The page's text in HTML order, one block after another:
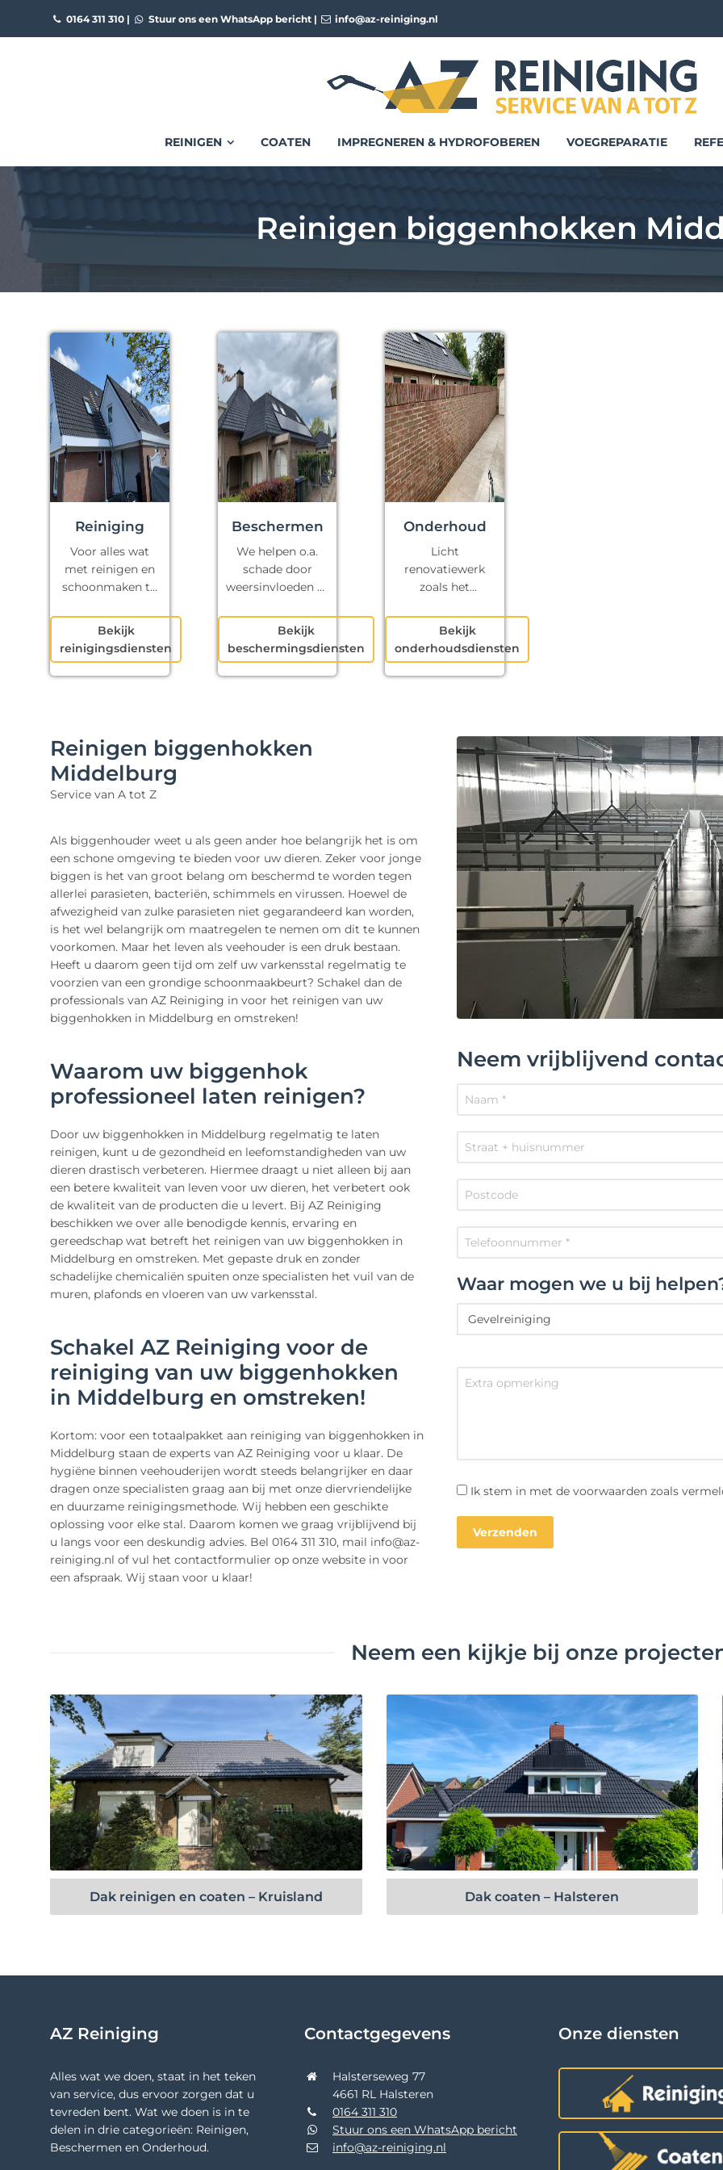
0164 311 310| Stuur ons een WhatsApp bericht| info@az-reiniging.nl
REINIGEN COATEN IMPREGNEREN & HYDROFOBEREN VOEGREPARATIE
Reinigen biggenhokken
Reiniging
Voor alles wat
met reinigen en
schoonmaken te
Bekijk
reinigingsdiensten
Beschermen
We helpen o.a.
schade door
weersinvloeden te
Bekijk
beschermingsdiensten
Onderhoud
Licht
renovatiewerk
zoals het
kapotte voegen
en klein
schilderwerk.
Bekijk
onderhoudsdiensten
Reinigen biggenhokken
Middelburg
Service van A tot Z
Als biggenhouder weet u als geen ander hoe belangrijk het is om
een schone omgeving te bieden voor uw dieren. Zeker voor jonge
biggen is het van groot belang om beschermd te worden tegen
allerlei parasieten, bacteriën, schimmels en virussen. Hoewel de
afwezigheid van zulke parasieten niet gegarandeerd kan worden,
is het wel belangrijk om maatregelen te nemen om dit te kunnen
voorkomen. Maar het leven als veehouder is een druk bestaan.
Heeft u daarom geen tijd om zelf uw varkensstal regelmatig te
voorzien van een grondige schoonmaakbeurt? Schakel dan de
professionals van AZ Reiniging in voor het reinigen van uw
biggenhokken in Middelburg en omstreken!
Waarom uw biggenhok
professioneel laten reinigen?
Door uw biggenhokken in Middelburg regelmatig te laten
reinigen, kunt u de gezondheid en leefomstandigheden van uw
dieren drastisch verbeteren. Hiermee draagt u niet alleen bij aan
een betere kwaliteit van leven voor uw dieren, het verbetert ook
de kwaliteit van de producten die u levert. Bij AZ Reiniging
beschikken we over alle benodigde kennis, ervaring en
gereedschap wat betreft het reinigen van uw biggenhokken in
Middelburg en omstreken. Met gepaste druk en zonder
schadelijke chemicaliën spuiten onze specialisten het vuil van de
muren, plafonds en vloeren van uw varkensstal.
Schakel AZ Reiniging voor de
reiniging van uw biggenhokken
in Middelburg en omstreken!
Kortom: voor een totaalpakket aan reiniging van biggenhokken in
Middelburg staan de experts van AZ Reiniging voor u klaar. De
hygiëne binnen veehouderijen wordt steeds belangrijker en daar
dragen onze specialisten graag aan bij met onze diervriendelijke
en duurzame reinigingsmethode. Wij hebben een geschikte
oplossing voor elke stal. Daarom komen we graag vrijblijvend bij
u langs voor een deskundig advies. Bel 0164 311 310, mail info@az-
reiniging.nl of vul het contactformulier op onze website in voor
een afspraak. Wij staan voor u klaar!
Neem vrijblijvend
Waar mogen we u bij
Ik stem in met de voorwaarden zoals
Neem een kijkje bij onze
Bekijk project
Dak reinigen en coaten – Kruisland
Bekijk project
Dak coaten – Halsteren
AZ Reiniging
Alles wat we doen, staat in het teken
van service, dus ervoor zorgen dat u
tevreden bent. Wat we doen is in te
delen in drie categorieën: Reinigen,
Beschermen en Onderhoud.
Contactgegevens
Halsterseweg 77
4661 RL Halsteren
0164 311 310
Stuur ons een WhatsApp bericht
info@az-reiniging.nl
Onze diensten